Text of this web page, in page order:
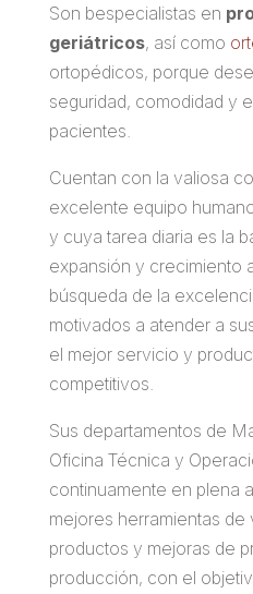
Son bespecialistas en
geriátricos, así como
ortopédicos, porque
seguridad, comodidad y
pacientes.
Cuentan con la valiosa
excelente equipo
y cuya tarea diaria es la
expansión y crecimiento
búsqueda de la
motivados a atender a
el mejor servicio y
competitivos.
Sus departamentos de
Oficina Técnica y
continuamente en plena
mejores herramientas de
productos y mejoras de
producción, con el